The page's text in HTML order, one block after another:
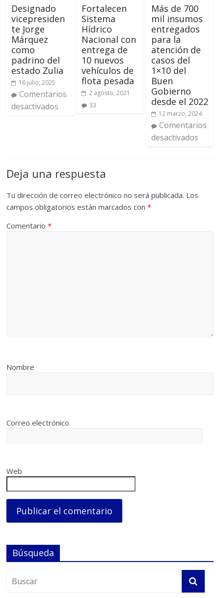
Designado
vicepresiden
te Jorge
Márquez
como
padrino del
estado Zulia
16 julio, 2025
Comentarios
desactivados
Fortalecen
Sistema
Hídrico
Nacional con
entrega de
10 nuevos
vehículos de
flota pesada
2 agosto, 2021
33
Más de 700
mil insumos
entregados
para la
atención de
casos del
1×10 del
Buen
Gobierno
desde el 2022
12 marzo, 2024
Comentarios
desactivados
Deja una respuesta
Tu dirección de correo electrónico no será publicada. Los
campos obligatorios están marcados con*
Comentario*
Nombre
Correo electrónico
Web
Búsqueda